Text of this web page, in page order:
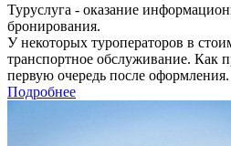
Туруслуга - оказание
бронирования.
У некоторых туроператоров в
транспортное обслуживание. Как
первую очередь после оформления.
Подробнее